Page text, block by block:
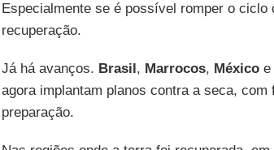
Especialmente se é possível romper o
recuperação.
Já há avanços. Brasil, Marrocos, Méxicoe
agora implantam planos contra a seca,
preparação.